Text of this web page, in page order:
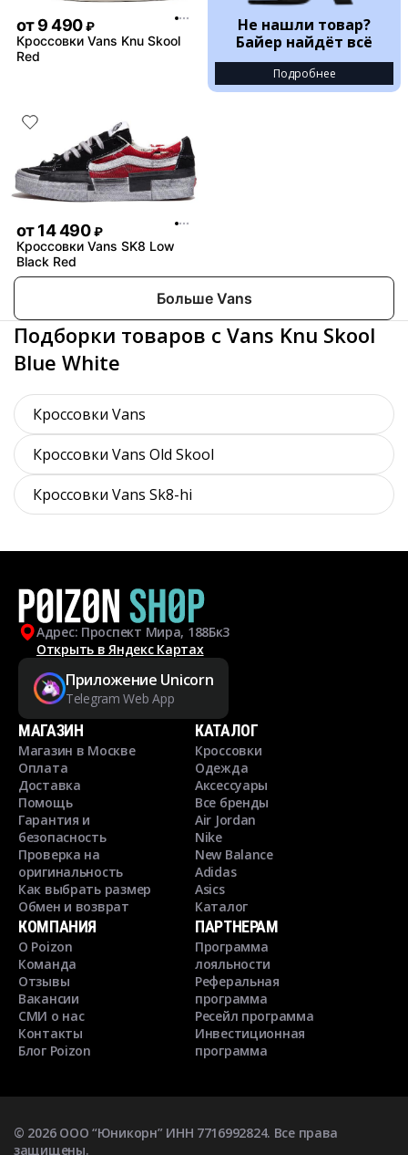
от9 490 ₽
Кроссовки Vans Knu Skool
Red
Не нашли товар?
Байер найдёт всё
Подробнее
от14 490 ₽
Кроссовки Vans SK8 Low
Black Red
Больше Vans
Подборки товаров с Vans Knu Skool
Blue White
Кроссовки Vans
Кроссовки Vans Old Skool
Кроссовки Vans Sk8-hi
Адрес: Проспект Мира, 188Бк3
Открыть в Яндекс Картах
Приложение Unicorn
Telegram Web App
МАГАЗИН
Магазин в Москве
Оплата
Доставка
Помощь
Гарантия и
безопасность
Проверка на
оригинальность
Как выбрать размер
Обмен и возврат
КАТАЛОГ
Кроссовки
Одежда
Аксессуары
Все бренды
Air Jordan
Nike
New Balance
Adidas
Asics
Каталог
КОМПАНИЯ
О Poizon
Команда
Отзывы
Вакансии
СМИ о нас
Контакты
Блог Poizon
ПАРТНЕРАМ
Программа
лояльности
Реферальная
программа
Ресейл программа
Инвестиционная
программа
© 2026ООО “Юникорн” ИНН 7716992824. Все права
защищены.